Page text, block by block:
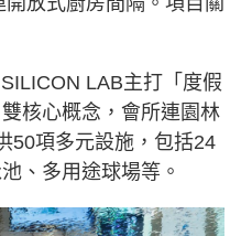
LAB主打「度假
核心概念，會所連園林
50項多元設施，包括24
、多用途球場等。